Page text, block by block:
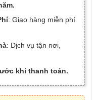
: Giao hàng miễn phí
: Dịch vụ tận nơi,
khi thanh toán.